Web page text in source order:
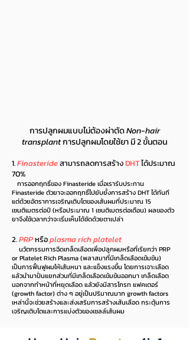
การปลูกผมแบบไม่ต้องผ่าตัดNon-hair
transplantการปลูกผมโดยใช้ยา มี 2 ขั้นตอน
1.Finasterideสามารถลดการสร้างDHTได้ประมาณ
70%
การออกฤทธิ์ของ Finasteride เมื่อเรารับประทาน
Finasteride ตัวยาจะออกฤทธิ์ไปยับยั้งการสร้าง DHT ได้ทันที
แต่ด้วยอัตราการเจริญเติบโตของเส้นผมที่ประมาณ 15
เซนติเมตรต่อปี (หรือประมาณ 1 เซนติเมตรต่อเดือน) ผลของตัว
ยาจึงใช้เวลากว่าจะเริ่มเห็นได้ชัดด้วยตาเปล่า
2.PRPหรือplasma rich platelet
นวัตกรรมการฉีดเกล็ดเลือดเพื่อปลูกผมหรือที่เรียกว่า PRP
or Platelet Rich Plasma (พลาสมาที่มีเกล็ดเลือดเข้มข้น)
เป็นการฟื้นฟูผมให้เส้นหนา และแข็งแรงขึ้น โดยการเจาะเลือด
แล้วนำมาปั่นแยกส่วนที่มีเกล็ดเลือดเข้มข้นออกมา เกล็ดเลือด
นอกจากทำหน้าที่หยุดเลือด แล้วยังมีสารโกรท แฟคเตอร์
(growth factor) ต่าง ๆ อยู่เป็นปริมาณมาก growth factors
เหล่านี้จะช่วยสร้างและส่งเสริมการสร้างเส้นเลือด กระตุ้นการ
เจริญเติบโตและการแบ่งตัวของเซลล์เส้นผม